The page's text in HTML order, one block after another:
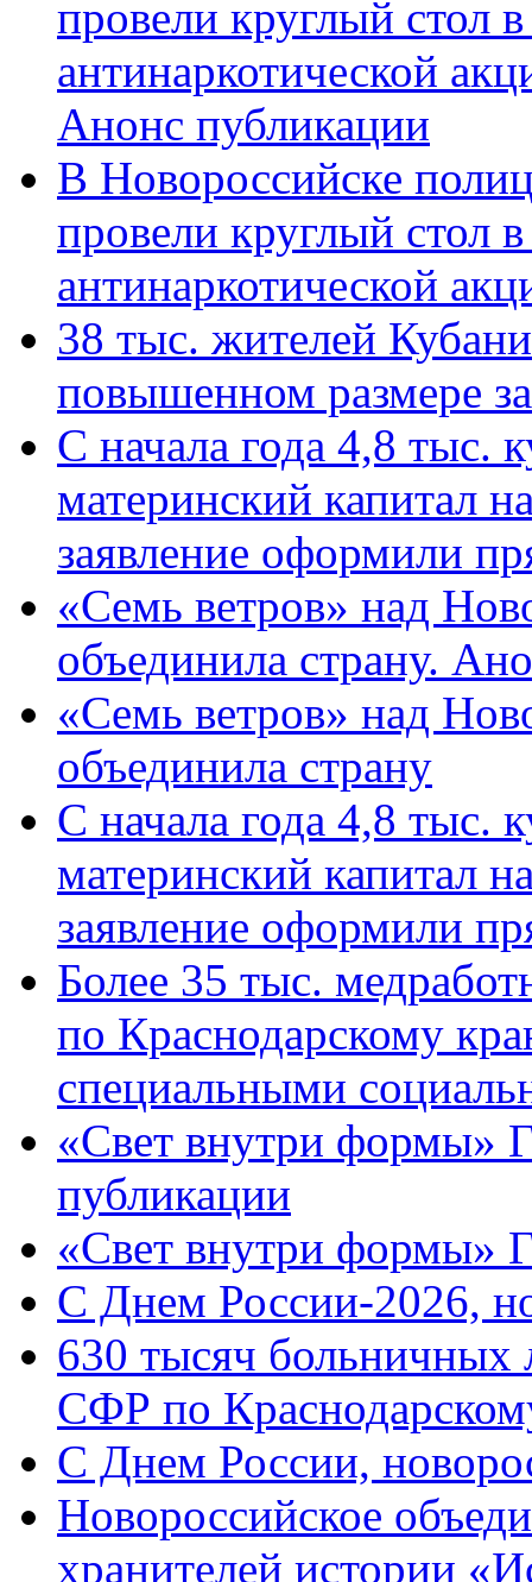
провели круглый стол
антинаркотической
Анонс публикации
В Новороссийске
провели круглый стол
антинаркотической
38 тыс. жителей
повышенном размере
С начала года 4,8 тыс.
материнский капитал
заявление оформили
«Семь ветров» над
объединила страну.
«Семь ветров» над
объединила страну
С начала года 4,8 тыс.
материнский капитал
заявление оформили
Более 35 тыс.
по Краснодарскому
специальными
«Свет внутри формы»
публикации
«Свет внутри формы»
C Днем России-2026,
630 тысяч больничных
СФР по
C Днем России,
Новороссийское
хранителей истории